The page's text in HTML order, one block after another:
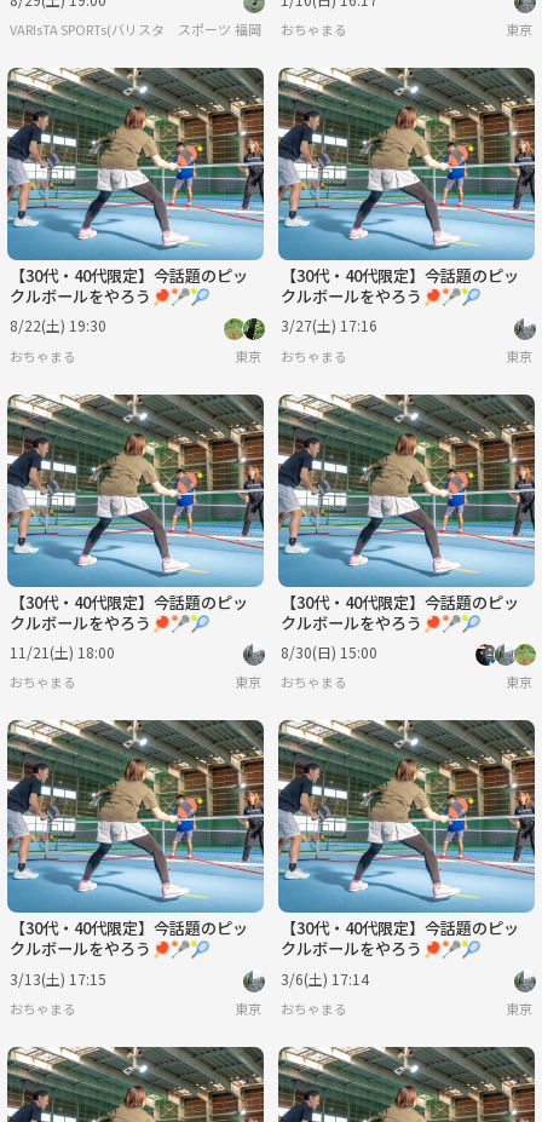
迎】
VARIsTA SPORTs(バリスタ スポーツ)福岡 おちゃまる 東京
【30代・40代限定】今話題のピッ
クルボールをやろう🏓🥍🎾
8/22(土) 19:30
おちゃまる 東京
【30代・40代限定】今話題のピッ
クルボールをやろう🏓🥍🎾
3/27(土) 17:16
おちゃまる 東京
【30代・40代限定】今話題のピッ
クルボールをやろう🏓🥍🎾
11/21(土) 18:00
おちゃまる 東京
【30代・40代限定】今話題のピッ
クルボールをやろう🏓🥍🎾
8/30(日) 15:00
おちゃまる 東京
【30代・40代限定】今話題のピッ
クルボールをやろう🏓🥍🎾
3/13(土) 17:15
おちゃまる 東京
【30代・40代限定】今話題のピッ
クルボールをやろう🏓🥍🎾
3/6(土) 17:14
おちゃまる 東京